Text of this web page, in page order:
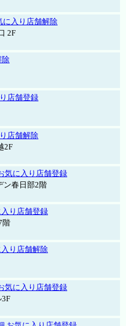
に入り店舗解除
2F
除
店舗登録
店舗解除
2F
気に入り店舗登録
春日部2階
り店舗登録
階
り店舗解除
気に入り店舗登録